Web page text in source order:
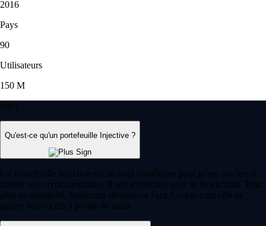
2016
Pays
90
Utilisateurs
150 M
FAQ
Qu'est-ce qu'un portefeuille Injective ?
Un portefeuille Injective est un outil numérique pour gérer, stocker et
utiliser vos cryptomonnaies. Il sert d'interface avec la blockchain. Pour
plus de simplicité, beaucoup choisissent l'app Crypto.com afin de
garder leurs actifs à portée de main.